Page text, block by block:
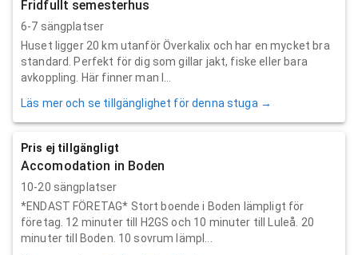
Fridfullt semesterhus
6-7 sängplatser
Huset ligger 20 km utanför Överkalix och har en mycket bra
standard. Perfekt för dig som gillar jakt, fiske eller bara
avkoppling. Här finner man l...
Läs mer och se tillgänglighet för denna stuga →
Pris ej tillgängligt
Accomodation in Boden
10-20 sängplatser
*ENDAST FÖRETAG* Stort boende i Boden lämpligt för
företag. 12 minuter till H2GS och 10 minuter till Luleå. 20
minuter till Boden. 10 sovrum lämpl...